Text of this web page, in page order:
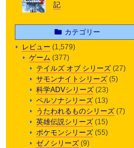
記
カテゴリー
レビュー (1,579)
ゲーム (377)
テイルズ オブ シリーズ (27)
サモンナイトシリーズ (5)
科学ADVシリーズ (23)
ペルソナシリーズ (13)
うたわれるものシリーズ (7)
英雄伝説シリーズ (15)
ポケモンシリーズ (55)
ゼノシリーズ (9)